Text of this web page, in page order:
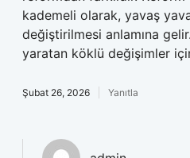
kademeli olarak, yavaş
değiştirilmesi anlamına
yaratan köklü değişimler
Şubat 26, 2026 Yanıtla